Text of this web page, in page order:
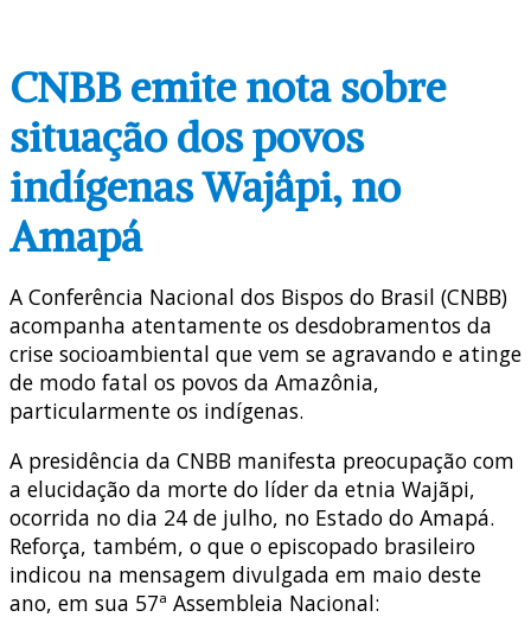
CNBB emite nota sobre
situação dos povos
indígenas Wajâpi, no
Amapá
A Conferência Nacional dos Bispos do Brasil (CNBB)
acompanha atentamente os desdobramentos da
crise socioambiental que vem se agravando e atinge
de modo fatal os povos da Amazônia,
particularmente os indígenas.
A presidência da CNBB manifesta preocupação com
a elucidação da morte do líder da etnia Wajãpi,
ocorrida no dia 24 de julho, no Estado do Amapá.
Reforça, também, o que o episcopado brasileiro
indicou na mensagem divulgada em maio deste
ano, em sua 57ª Assembleia Nacional: